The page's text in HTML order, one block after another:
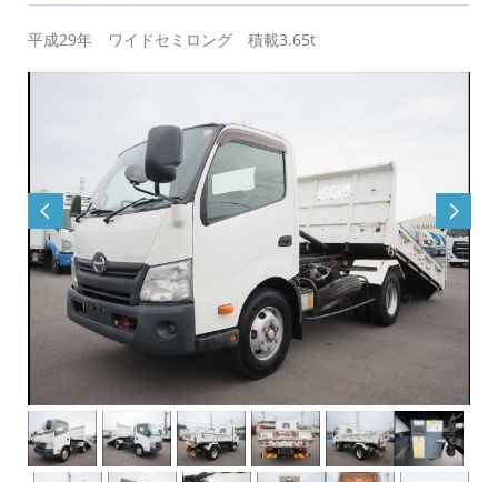
平成29年 ワイドセミロング 積載3.65t